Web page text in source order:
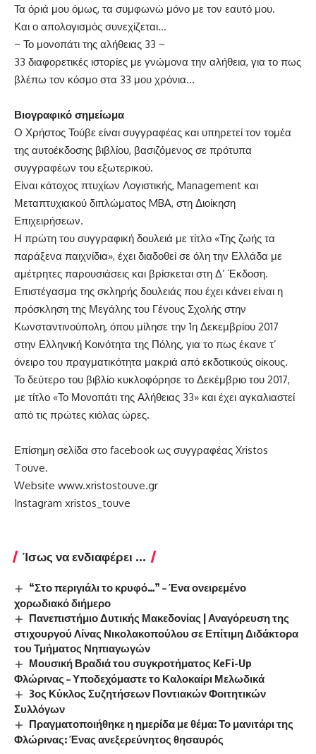
Τα όριά μου όμως, τα συμφωνώ μόνο με τον εαυτό μου.
Και ο απολογισμός συνεχίζεται…
~ Το μονοπάτι της αλήθειας 33 ~
33 διαφορετικές ιστορίες με γνώμονα την αλήθεια, για το πως
βλέπω τον κόσμο στα 33 μου χρόνια…
Βιογραφικό σημείωμα
Ο Χρήστος Τούβε είναι συγγραφέας και υπηρετεί τον τομέα
της αυτοέκδοσης βιβλίου, βασιζόμενος σε πρότυπα
συγγραφέων του εξωτερικού.
Είναι κάτοχος πτυχίων Λογιστικής, Management και
Μεταπτυχιακού διπλώματος MBA, στη Διοίκηση
Επιχειρήσεων.
Η πρώτη του συγγραφική δουλειά με τίτλο «Της ζωής τα
παράξενα παιχνίδια», έχει διαδοθεί σε όλη την Ελλάδα με
αμέτρητες παρουσιάσεις και βρίσκεται στη Δ’ Έκδοση.
Επιστέγασμα της σκληρής δουλειάς που έχει κάνει είναι η
πρόσκληση της Μεγάλης του Γένους Σχολής στην
Κωνσταντινούπολη, όπου μίλησε την 1η Δεκεμβρίου 2017
στην Ελληνική Κοινότητα της Πόλης, για το πως έκανε τ’
όνειρο του πραγματικότητα μακριά από εκδοτικούς οίκους.
Το δεύτερο του βιβλίο κυκλοφόρησε το Δεκέμβριο του 2017,
με τίτλο «Το Μονοπάτι της Αλήθειας 33» και έχει αγκαλιαστεί
από τις πρώτες κιόλας ώρες.
Επίσημη σελίδα στο facebook ως συγγραφέας Xristos
Touve.
Website www.xristostouve.gr
Instagram xristos_touve
Ίσως να ενδιαφέρει ...
“Στο περιγιάλι το κρυφό…” – Ένα ονειρεμένο
χορωδιακό διήμερο
Πανεπιστήμιο Δυτικής Μακεδονίας | Αναγόρευση της
στιχουργού Λίνας Νικολακοπούλου σε Επίτιμη Διδάκτορα
του Τμήματος Νηπιαγωγών
Μουσική Βραδιά του συγκροτήματος KeFi-Up
Φλώρινας – Υποδεχόμαστε το Καλοκαίρι Μελωδικά
3ος Κύκλος Συζητήσεων Ποντιακών Φοιτητικών
Συλλόγων
Πραγματοποιήθηκε η ημερίδα με θέμα: Το μανιτάρι της
Φλώρινας: Ένας ανεξερεύνητος θησαυρός